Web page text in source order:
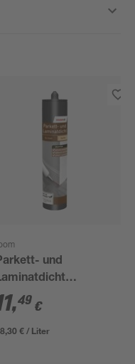
und
310 ml
,49 €
€ / Liter